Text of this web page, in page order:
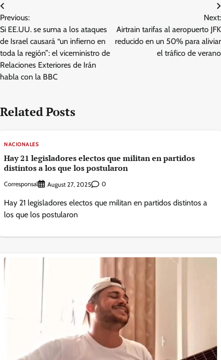
Post
navigation
Previous:
Si EE.UU. se suma a los ataques
de Israel causará “un infierno en
toda la región”: el viceministro de
Relaciones Exteriores de Irán
habla con la BBC
Next:
Airtrain tarifas al aeropuerto JFK
reducido en un 50% para aliviar
el tráfico de verano
Related Posts
NACIONALES
Hay 21 legisladores electos que militan en partidos
distintos a los que los postularon
Corresponsal August 27, 2025 0
Hay 21 legisladores electos que militan en partidos distintos a
los que los postularon